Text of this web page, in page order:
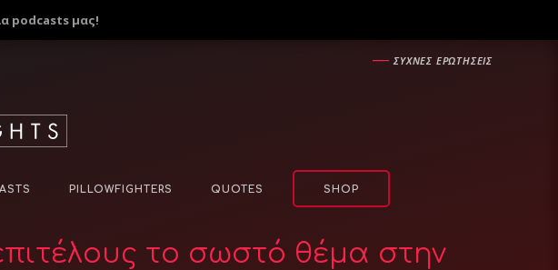
podcasts μας!
―ΣΥΧΝΕΣ ΕΡΩΤΗΣΕΙΣ
PILLOWFIGHTERS QUOTES SHOP
το σωστό θέμα στην